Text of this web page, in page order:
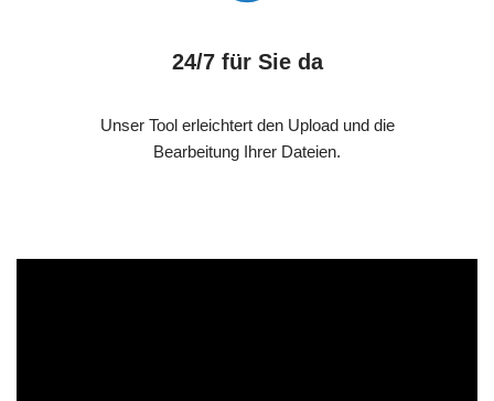
24/7 für Sie da
Unser Tool erleichtert den Upload und die
Bearbeitung Ihrer Dateien.